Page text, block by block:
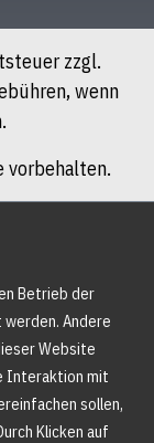
zzgl.
wenn
vorbehalten.
Betrieb der
Andere
Website
Interaktion mit
sollen,
Klicken auf